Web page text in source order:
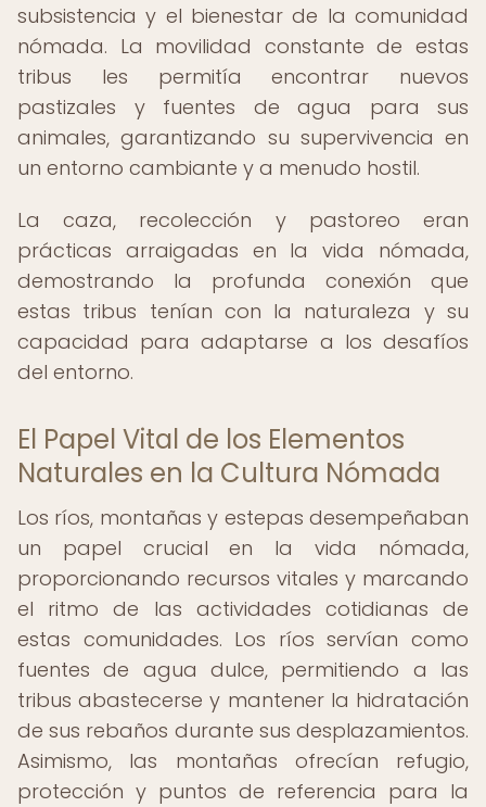
subsistencia y el bienestar de la comunidad
nómada. La movilidad constante de estas
tribus les permitía encontrar nuevos
pastizales y fuentes de agua para sus
animales, garantizando su supervivencia en
un entorno cambiante y a menudo hostil.
La caza, recolección y pastoreo eran
prácticas arraigadas en la vida nómada,
demostrando la profunda conexión que
estas tribus tenían con la naturaleza y su
capacidad para adaptarse a los desafíos
del entorno.
El Papel Vital de los Elementos
Naturales en la Cultura Nómada
Los ríos, montañas y estepas desempeñaban
un papel crucial en la vida nómada,
proporcionando recursos vitales y marcando
el ritmo de las actividades cotidianas de
estas comunidades. Los ríos servían como
fuentes de agua dulce, permitiendo a las
tribus abastecerse y mantener la hidratación
de sus rebaños durante sus desplazamientos.
Asimismo, las montañas ofrecían refugio,
protección y puntos de referencia para la